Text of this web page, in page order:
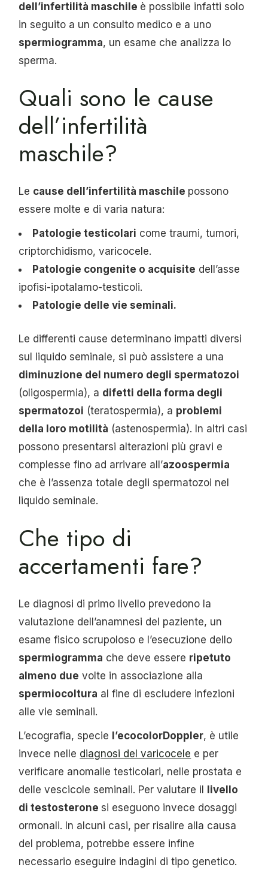
dell’infertilità maschile è possibile infatti solo
in seguito a un consulto medico e a uno
spermiogramma, un esame che analizza lo
sperma.
Quali sono le cause
dell’infertilità
maschile?
Le cause dell’infertilità maschile possono
essere molte e di varia natura:
Patologie testicolari come traumi, tumori,
criptorchidismo, varicocele.
Patologie congenite o acquisite dell’asse
ipofisi-ipotalamo-testicoli.
Patologie delle vie seminali.
Le differenti cause determinano impatti diversi
sul liquido seminale, si può assistere a una
diminuzione del numero degli spermatozoi
(oligospermia), a difetti della forma degli
spermatozoi (teratospermia), a problemi
della loro motilità (astenospermia). In altri casi
possono presentarsi alterazioni più gravi e
complesse fino ad arrivare all’azoospermia
che è l’assenza totale degli spermatozoi nel
liquido seminale.
Che tipo di
accertamenti fare?
Le diagnosi di primo livello prevedono la
valutazione dell’anamnesi del paziente, un
esame fisico scrupoloso e l’esecuzione dello
spermiogramma che deve essere ripetuto
almeno due volte in associazione alla
spermiocoltura al fine di escludere infezioni
alle vie seminali.
L’ecografia, specie l’ecocolorDoppler, è utile
invece nelle diagnosi del varicocele e per
verificare anomalie testicolari, nelle prostata e
delle vescicole seminali. Per valutare il livello
di testosteronesi eseguono invece dosaggi
ormonali. In alcuni casi, per risalire alla causa
del problema, potrebbe essere infine
necessario eseguire indagini di tipo genetico.